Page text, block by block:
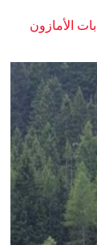
الأمازون